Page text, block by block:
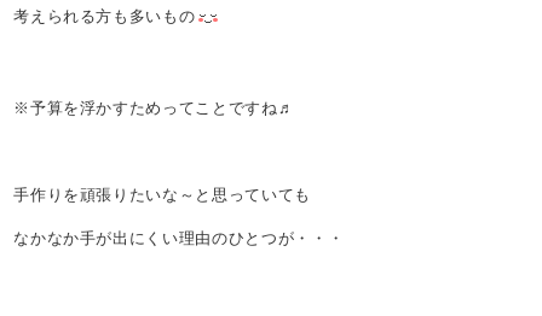
考えられる方も多いもの
※予算を浮かすためってことですね♬
手作りを頑張りたいな～と思っていても
なかなか手が出にくい理由のひとつが・・・